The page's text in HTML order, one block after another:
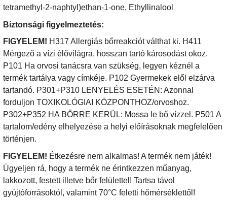
tetramethyl-2-naphtyl)ethan-1-one, Ethyllinalool
Biztonsági figyelmeztetés:
FIGYELEM! H317 Allergiás bőrreakciót válthat ki. H411
Mérgező a vízi élővilágra, hosszan tartó károsodást okoz.
P101 Ha orvosi tanácsra van szükség, legyen kéznél a
termék tartálya vagy címkéje. P102 Gyermekek elől elzárva
tartandó. P301+P310 LENYELÉS ESETÉN: Azonnal
forduljon TOXIKOLÓGIAI KÖZPONTHOZ/orvoshoz.
P302+P352 HA BŐRRE KERÜL: Mossa le bő vízzel. P501 A
tartalom/edény elhelyezése a helyi előírásoknak megfelelően
történjen.
FIGYELEM! Étkezésre nem alkalmas! A termék nem játék!
Ügyeljen rá, hogy a termék ne érintkezzen műanyag,
lakkozott, festett illetve bőr felülettel! Tartsa távol
gyújtóforrásoktól, valamint 70°C feletti hőmérséklettől!